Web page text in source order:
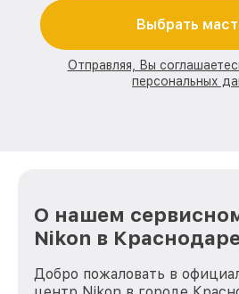
Выбрать
Отправляя, Вы
персональных
О нашем
Nikon в
Добро пожаловать в